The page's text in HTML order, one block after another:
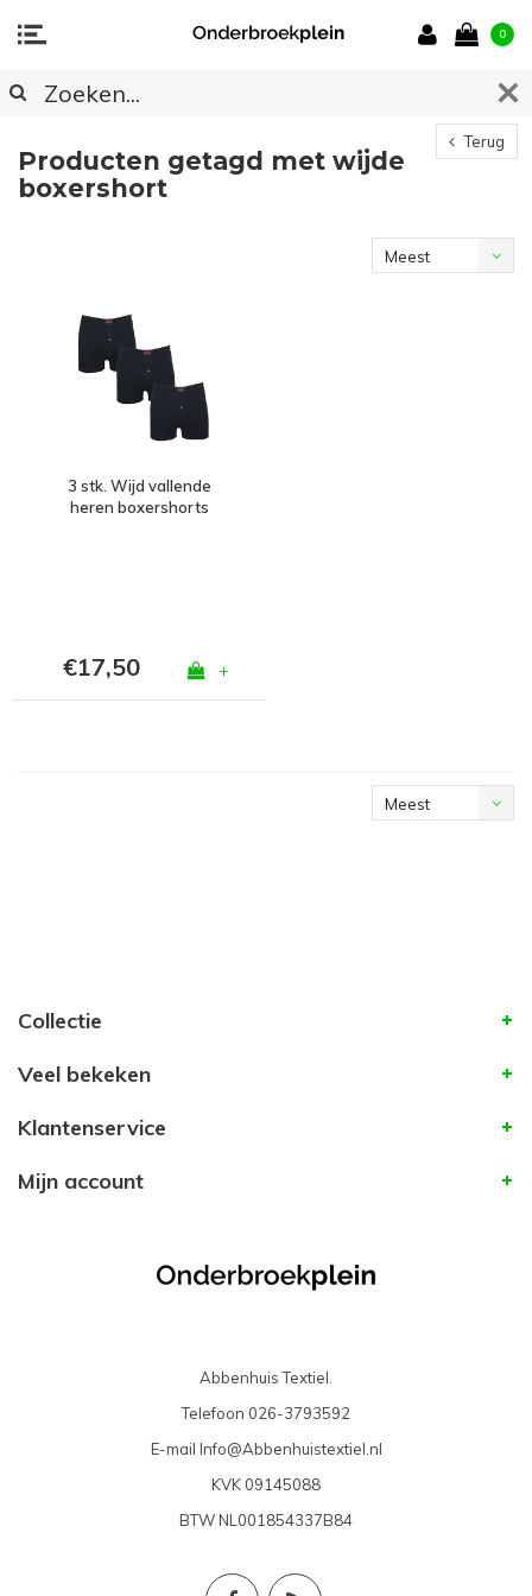
0
Terug
Producten getagd met wijde
boxershort
Meest
3 stk. Wijd vallende
heren boxershorts
€17,50 +
Meest
Collectie
Veel bekeken
Klantenservice
Mijn account
Abbenhuis Textiel.
Telefoon 026-3793592
E-mail Info@Abbenhuistextiel.nl
KVK 09145088
BTWNL001854337B84